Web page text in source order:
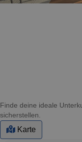
Finde deine ideale
sicherstellen.
Karte